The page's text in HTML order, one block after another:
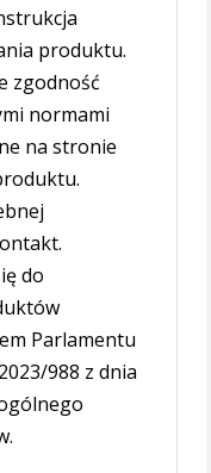
produktu.
zgodność
normami
na stronie
do
Parlamentu
988 z dnia